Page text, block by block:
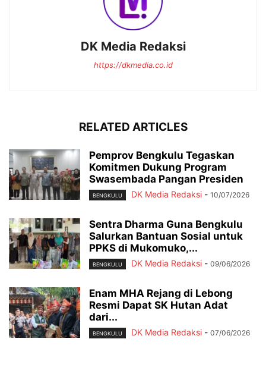
DK Media Redaksi
https://dkmedia.co.id
RELATED ARTICLES
Pemprov Bengkulu Tegaskan
Komitmen Dukung Program
Swasembada Pangan Presiden
BENGKULU DK Media Redaksi - 10/07/2026
Sentra Dharma Guna Bengkulu
Salurkan Bantuan Sosial untuk
PPKS di Mukomuko,...
BENGKULU DK Media Redaksi - 09/06/2026
Enam MHA Rejang di Lebong
Resmi Dapat SK Hutan Adat
dari...
BENGKULU DK Media Redaksi - 07/06/2026